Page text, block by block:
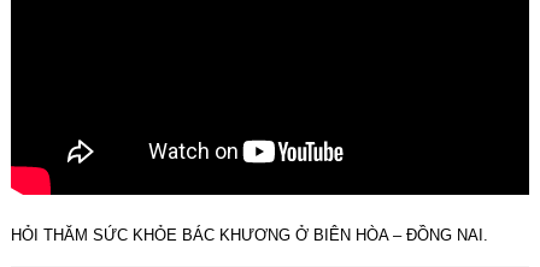
HỎI THĂM SỨC KHỎE BÁC KHƯƠNG Ở BIÊN HÒA – ĐỒNG NAI.